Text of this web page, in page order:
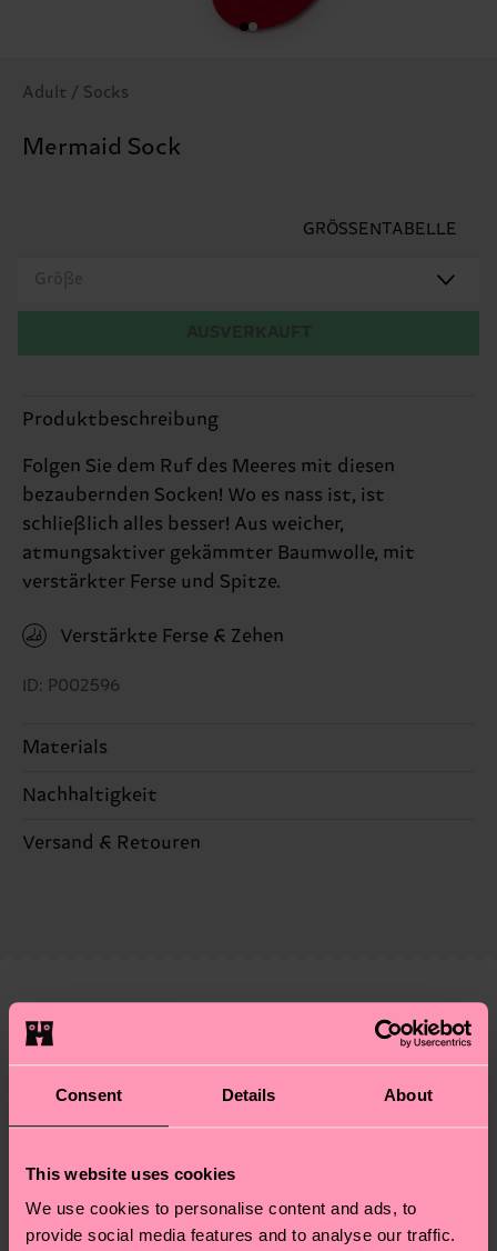
Consent Details About
This website uses cookies
We use cookies to personalise content and ads, to
provide social media features and to analyse our traffic.
Adult / Socks
Mermaid Sock
GRÖSSENTABELLE
Größe
Produktbeschreibung
Folgen Sie dem Ruf des Meeres mit diesen
bezaubernden Socken! Wo es nass ist, ist
schließlich alles besser! Aus weicher,
atmungsaktiver gekämmter Baumwolle, mit
verstärkter Ferse und Spitze.
Verstärkte Ferse & Zehen
ID: P002596
Materials
86% Cotton, 12% Polyamide, 2% Elastane
Nachhaltigkeit
Nachhaltigkeit ist mehr als nur Qualität und
Versand & Retouren
dass es sich hierbei um einen Richtwert handelt
und die genaue Lieferzeit von der lokalen Post in
deinem Land abhängt.
Du hast Fragen zu einer Retoure? In unserem
am häufigsten gestellten Fragen.
Ähnliche muster
Neuheit